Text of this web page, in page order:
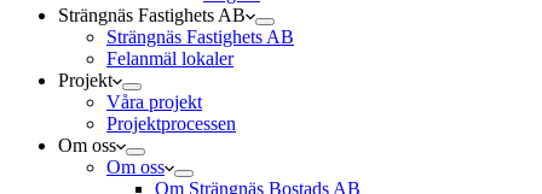
Strängnäs Fastighets AB
Strängnäs Fastighets AB
Felanmäl lokaler
Projekt
Våra projekt
Projektprocessen
Om oss
Om oss
Om Strängnäs Bostads AB